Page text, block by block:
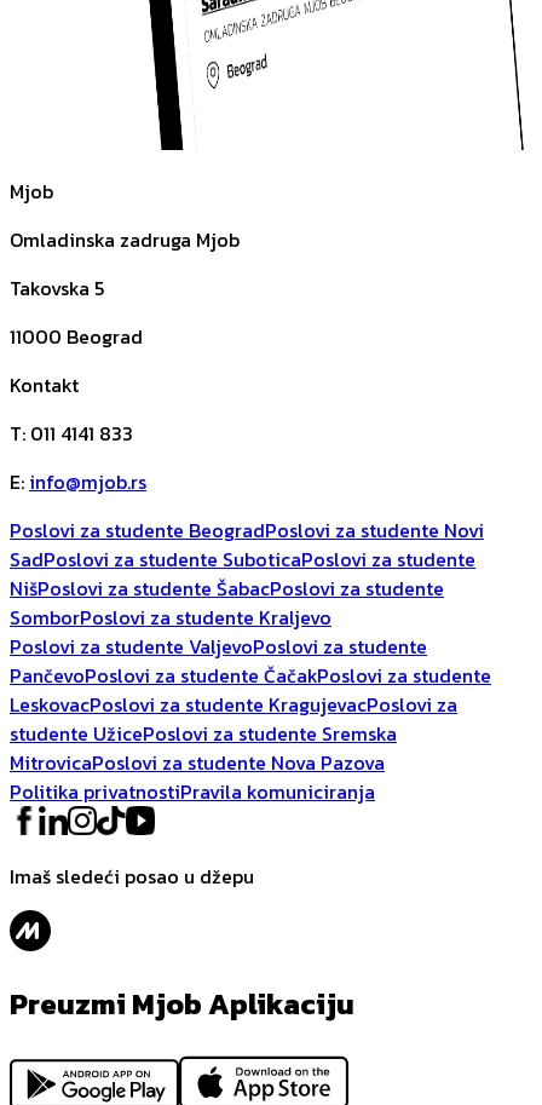
Mjob
Omladinska zadruga Mjob
Takovska 5
11000 Beograd
Kontakt
T: 011 4141 833
E: info@mjob.rs
Poslovi za studente BeogradPoslovi za studente Novi
SadPoslovi za studente SuboticaPoslovi za studente
NišPoslovi za studente ŠabacPoslovi za studente
SomborPoslovi za studente Kraljevo
Poslovi za studente ValjevoPoslovi za studente
PančevoPoslovi za studente ČačakPoslovi za studente
LeskovacPoslovi za studente KragujevacPoslovi za
studente UžicePoslovi za studente Sremska
MitrovicaPoslovi za studente Nova Pazova
Politika privatnostiPravila komuniciranja
Imaš sledeći posao u džepu
Preuzmi Mjob Aplikaciju